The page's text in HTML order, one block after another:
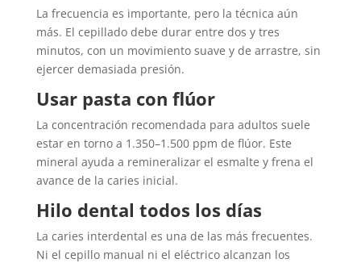
La frecuencia es importante, pero la técnica aún
más. El cepillado debe durar entre dos y tres
minutos, con un movimiento suave y de arrastre, sin
ejercer demasiada presión.
Usar pasta con flúor
La concentración recomendada para adultos suele
estar en torno a 1.350–1.500 ppm de flúor. Este
mineral ayuda a remineralizar el esmalte y frena el
avance de la caries inicial.
Hilo dental todos los días
La caries interdental es una de las más frecuentes.
Ni el cepillo manual ni el eléctrico alcanzan los